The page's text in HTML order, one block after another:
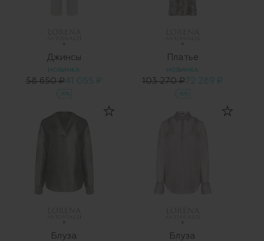
Джинсы
НОВИНКА
58 650 ₽41 055 ₽
-30%
Платье
НОВИНКА
103 270 ₽72 289 ₽
-30%
Блуза Блуза